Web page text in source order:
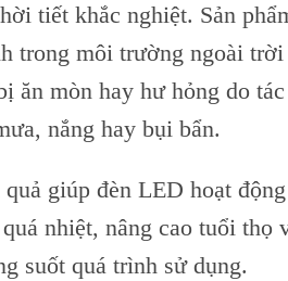
tiết khắc nghiệt. Sản
trong môi trường ngoài trời
ăn mòn hay hư hỏng do tác
nắng hay bụi bẩn.
giúp đèn LED hoạt động
nhiệt, nâng cao tuổi thọ
suốt quá trình sử dụng.